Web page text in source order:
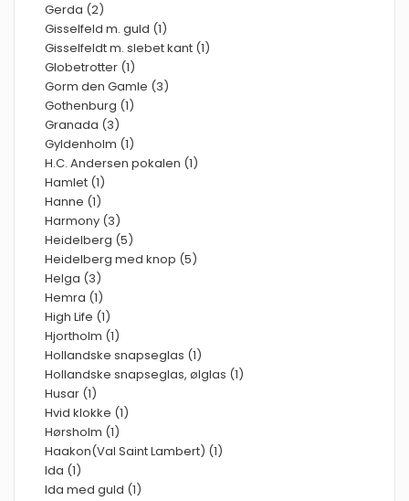
Gerda (2)
Gisselfeld m. guld (1)
Gisselfeldt m. slebet kant (1)
Globetrotter (1)
Gorm den Gamle (3)
Gothenburg (1)
Granada (3)
Gyldenholm (1)
H.C. Andersen pokalen (1)
Hamlet (1)
Hanne (1)
Harmony (3)
Heidelberg (5)
Heidelberg med knop (5)
Helga (3)
Hemra (1)
High Life (1)
Hjortholm (1)
Hollandske snapseglas (1)
Hollandske snapseglas, ølglas (1)
Husar (1)
Hvid klokke (1)
Hørsholm (1)
Haakon(Val Saint Lambert) (1)
Ida (1)
Ida med guld (1)